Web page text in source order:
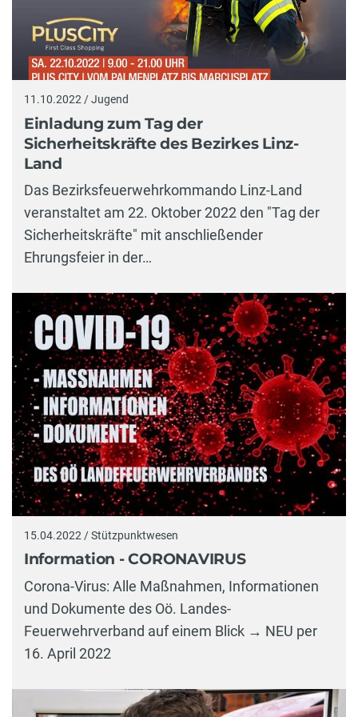
11.10.2022 / Jugend
Einladung zum Tag der
Sicherheitskräfte des Bezirkes Linz-
Land
Das Bezirksfeuerwehrkommando Linz-Land
veranstaltet am 22. Oktober 2022 den "Tag der
Sicherheitskräfte" mit anschließender
Ehrungsfeier in der…
15.04.2022 / Stützpunktwesen
Information - CORONAVIRUS
Corona-Virus: Alle Maßnahmen, Informationen
und Dokumente des Oö. Landes-
Feuerwehrverband auf einem Blick → NEU per
16. April 2022